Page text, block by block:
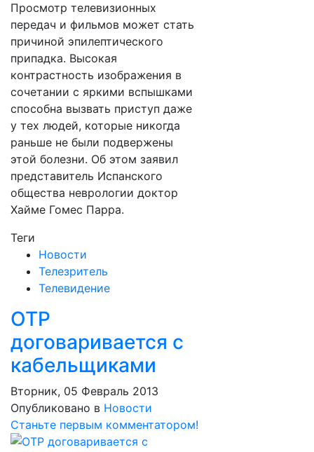
Просмотр телевизионных
передач и фильмов может стать
причиной эпилептического
припадка. Высокая
контрастность изображения в
сочетании с яркими вспышками
способна вызвать приступ даже
у тех людей, которые никогда
раньше не были подвержены
этой болезни. Об этом заявил
представитель Испанского
общества неврологии доктор
Хайме Гомес Парра.
Теги
Новости
Телезритель
Телевидение
ОТР
договаривается с
кабельщиками
Вторник, 05 Февраль 2013
Опубликовано в Новости
Станьте первым комментатором!